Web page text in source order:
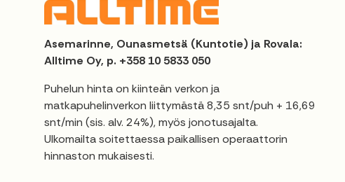
Asemarinne, Ounasmetsä (Kuntotie) ja Rovala:
Alltime Oy, p. +358 10 5833 050
Puhelun hinta on kiinteän verkon ja
matkapuhelinverkon liittymästä 8,35 snt/puh + 16,69
snt/min (sis. alv. 24%), myös jonotusajalta.
Ulkomailta soitettaessa paikallisen operaattorin
hinnaston mukaisesti.